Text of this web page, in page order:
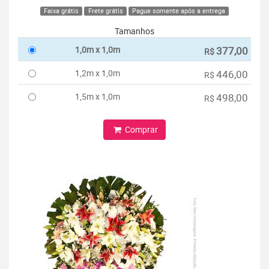
Faixa grátis Frete grátis Pague somente após a entrega
Tamanhos
1,0m x 1,0m
R$ 377,00
1,2m x 1,0m R$ 446,00
1,5m x 1,0m R$ 498,00
Comprar